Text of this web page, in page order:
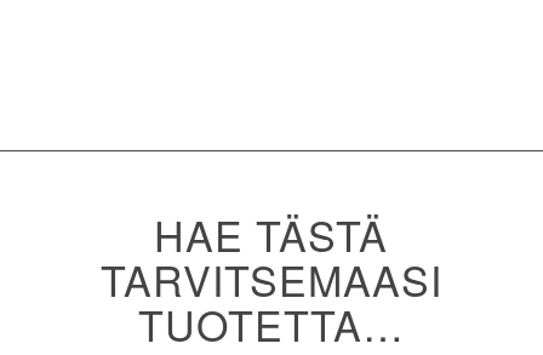
HAE TÄSTÄ
TARVITSEMAASI
TUOTETTA…